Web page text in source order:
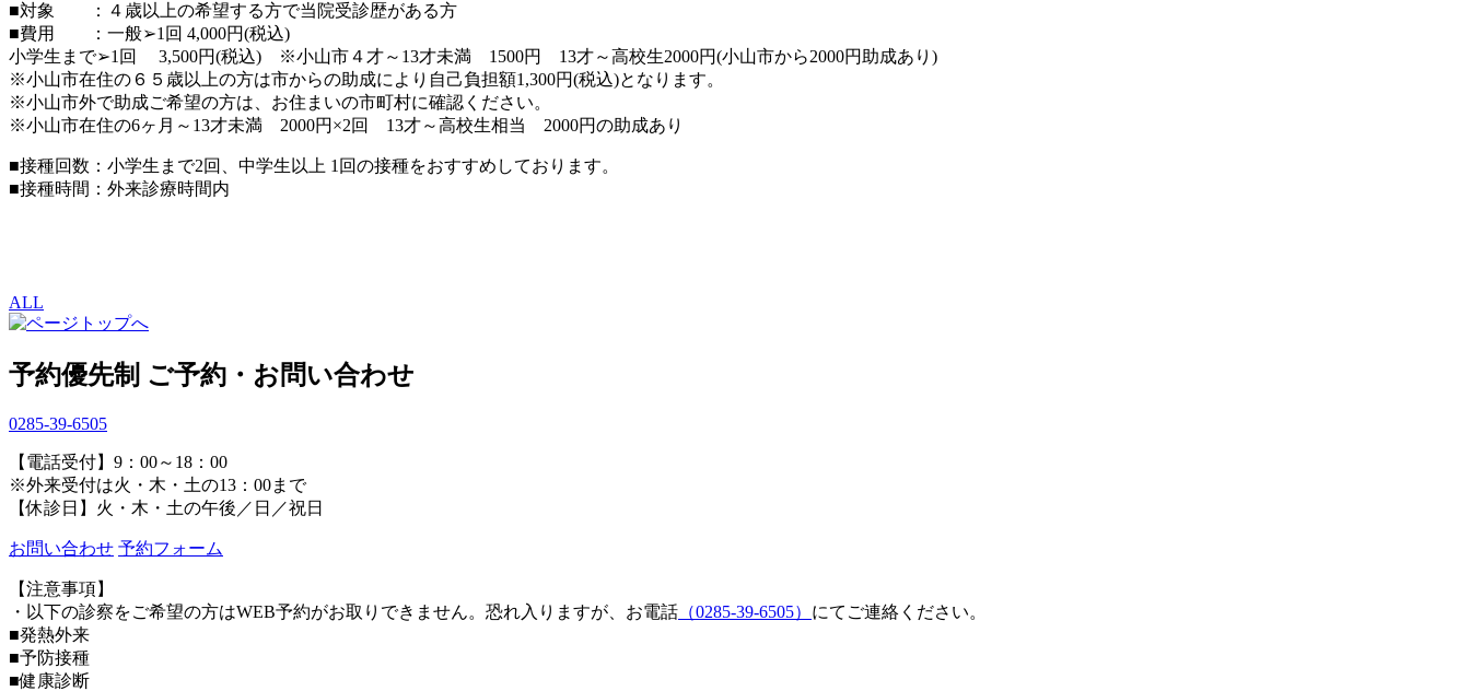
■対象 ：４歳以上の希望する方で当院受診歴がある方
■費用 ：一般➢1回 4,000円(税込)
小学生まで➢1回 3,500円(税込) ※小山市４才～13才未満 1500円 13才～高校生2000円(小山市から2000円助成あり)
※小山市在住の６５歳以上の方は市からの助成により自己負担額1,300円(税込)となります。
※小山市外で助成ご希望の方は、お住まいの市町村に確認ください。
※小山市在住の6ヶ月～13才未満 2000円×2回 13才～高校生相当 2000円の助成あり
■接種回数：小学生まで2回、中学生以上 1回の接種をおすすめしております。
■接種時間：外来診療時間内
ALL
予約優先制 ご予約・お問い合わせ
0285-39-6505
【電話受付】9：00～18：00
※外来受付は火・木・土の13：00まで
【休診日】火・木・土の午後／日／祝日
お問い合わせ 予約フォーム
【注意事項】
・以下の診察をご希望の方はWEB予約がお取りできません。恐れ入りますが、お電話 （0285-39-6505） にてご連絡ください。
■発熱外来
■予防接種
■健康診断